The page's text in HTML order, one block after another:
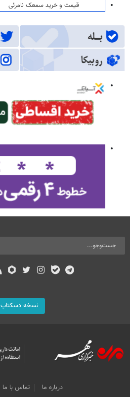
قیمت و خرید سمعک نامرئی
نسخه دسکتاپ
درباره ما تماس با ما